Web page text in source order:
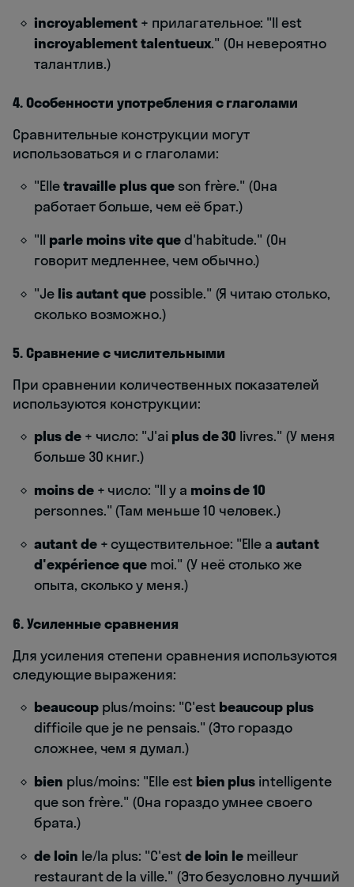
incroyablement + прилагательное: "Il est
incroyablement talentueux." (Он невероятно
талантлив.)
4. Особенности употребления с глаголами
Сравнительные конструкции могут
использоваться и с глаголами:
"Elletravaille plus queson frère." (Она
работает больше, чем её брат.)
"Il parle moins vite qued'habitude." (Он
говорит медленнее, чем обычно.)
"Je lis autant que possible." (Я читаю столько,
сколько возможно.)
5. Сравнение с числительными
При сравнении количественных показателей
используются конструкции:
plus de+ число: "J'ai plus de 30 livres." (У меня
больше 30 книг.)
moins de+ число: "Il y a moins de 10
personnes." (Там меньше 10 человек.)
autant de+ существительное: "Elle aautant
d'expérience que moi." (У неё столько же
опыта, сколько у меня.)
6. Усиленные сравнения
Для усиления степени сравнения используются
следующие выражения:
beaucoupplus/moins: "C'est beaucoup plus
difficile que je ne pensais." (Это гораздо
сложнее, чем я думал.)
bien plus/moins: "Elle est bien plus intelligente
que son frère." (Она гораздо умнее своего
брата.)
de loin le/la plus: "C'estde loin le meilleur
restaurant de la ville." (Это безусловно лучший